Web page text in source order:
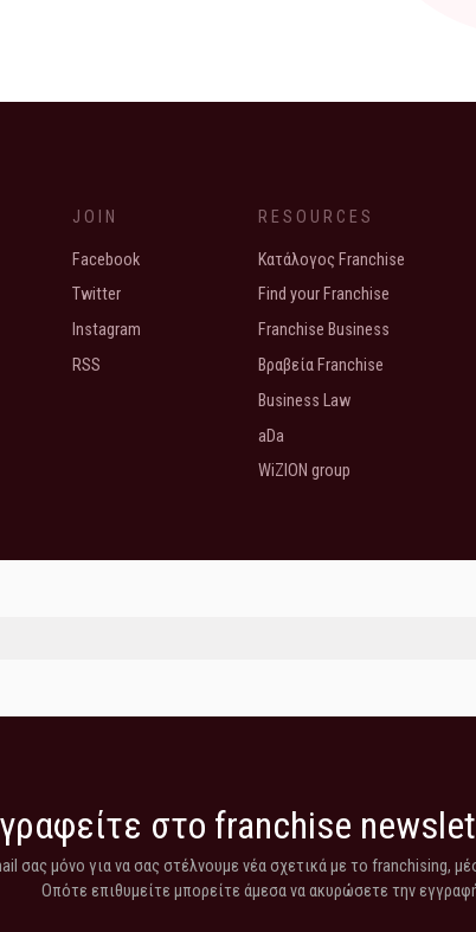
JOIN
Facebook
Twitter
Instagram
RSS
RESOURCES
Κατάλογος Franchise
Find your Franchise
Franchise Business
Βραβεία Franchise
Business Law
aDa
WiZION group
στο franchise
σας μόνο για να σας στέλνουμε νέα σχετικά με το franchising,
Οπότε επιθυμείτε μπορείτε άμεσα να ακυρώσετε την